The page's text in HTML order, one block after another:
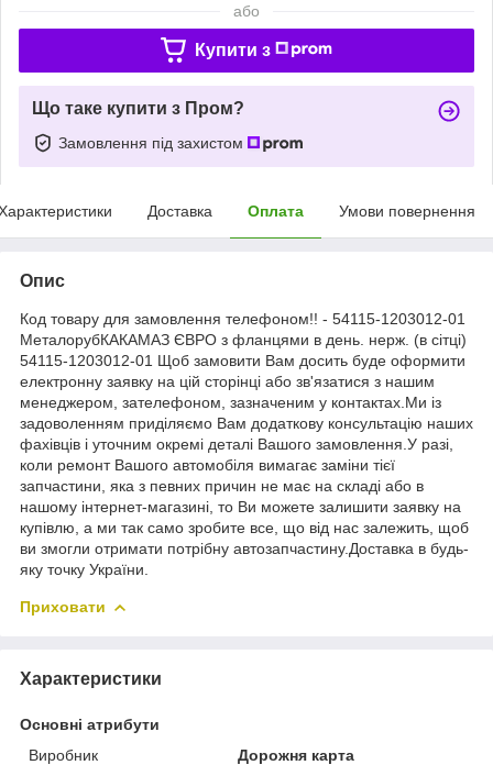
або
Купити з
Що таке купити з Пром?
Замовлення під захистом
Доставка Оплата Умови повернення
Опис
Код товару для замовлення телефоном!! - 54115-1203012-01
МеталорубКАКАМАЗ ЄВРО з фланцями в день. нерж. (в сітці)
54115-1203012-01 Щоб замовити Вам досить буде оформити
електронну заявку на цій сторінці або зв'язатися з нашим
менеджером, зателефоном, зазначеним у контактах.Ми із
задоволенням приділяємо Вам додаткову консультацію наших
фахівців і уточним окремі деталі Вашого замовлення.У разі,
коли ремонт Вашого автомобіля вимагає заміни тієї
запчастини, яка з певних причин не має на складі або в
нашому інтернет-магазині, то Ви можете залишити заявку на
купівлю, а ми так само зробите все, що від нас залежить, щоб
ви змогли отримати потрібну автозапчастину.Доставка в будь-
яку точку України.
Приховати
Характеристики
Основні атрибути
Виробник
Дорожня карта